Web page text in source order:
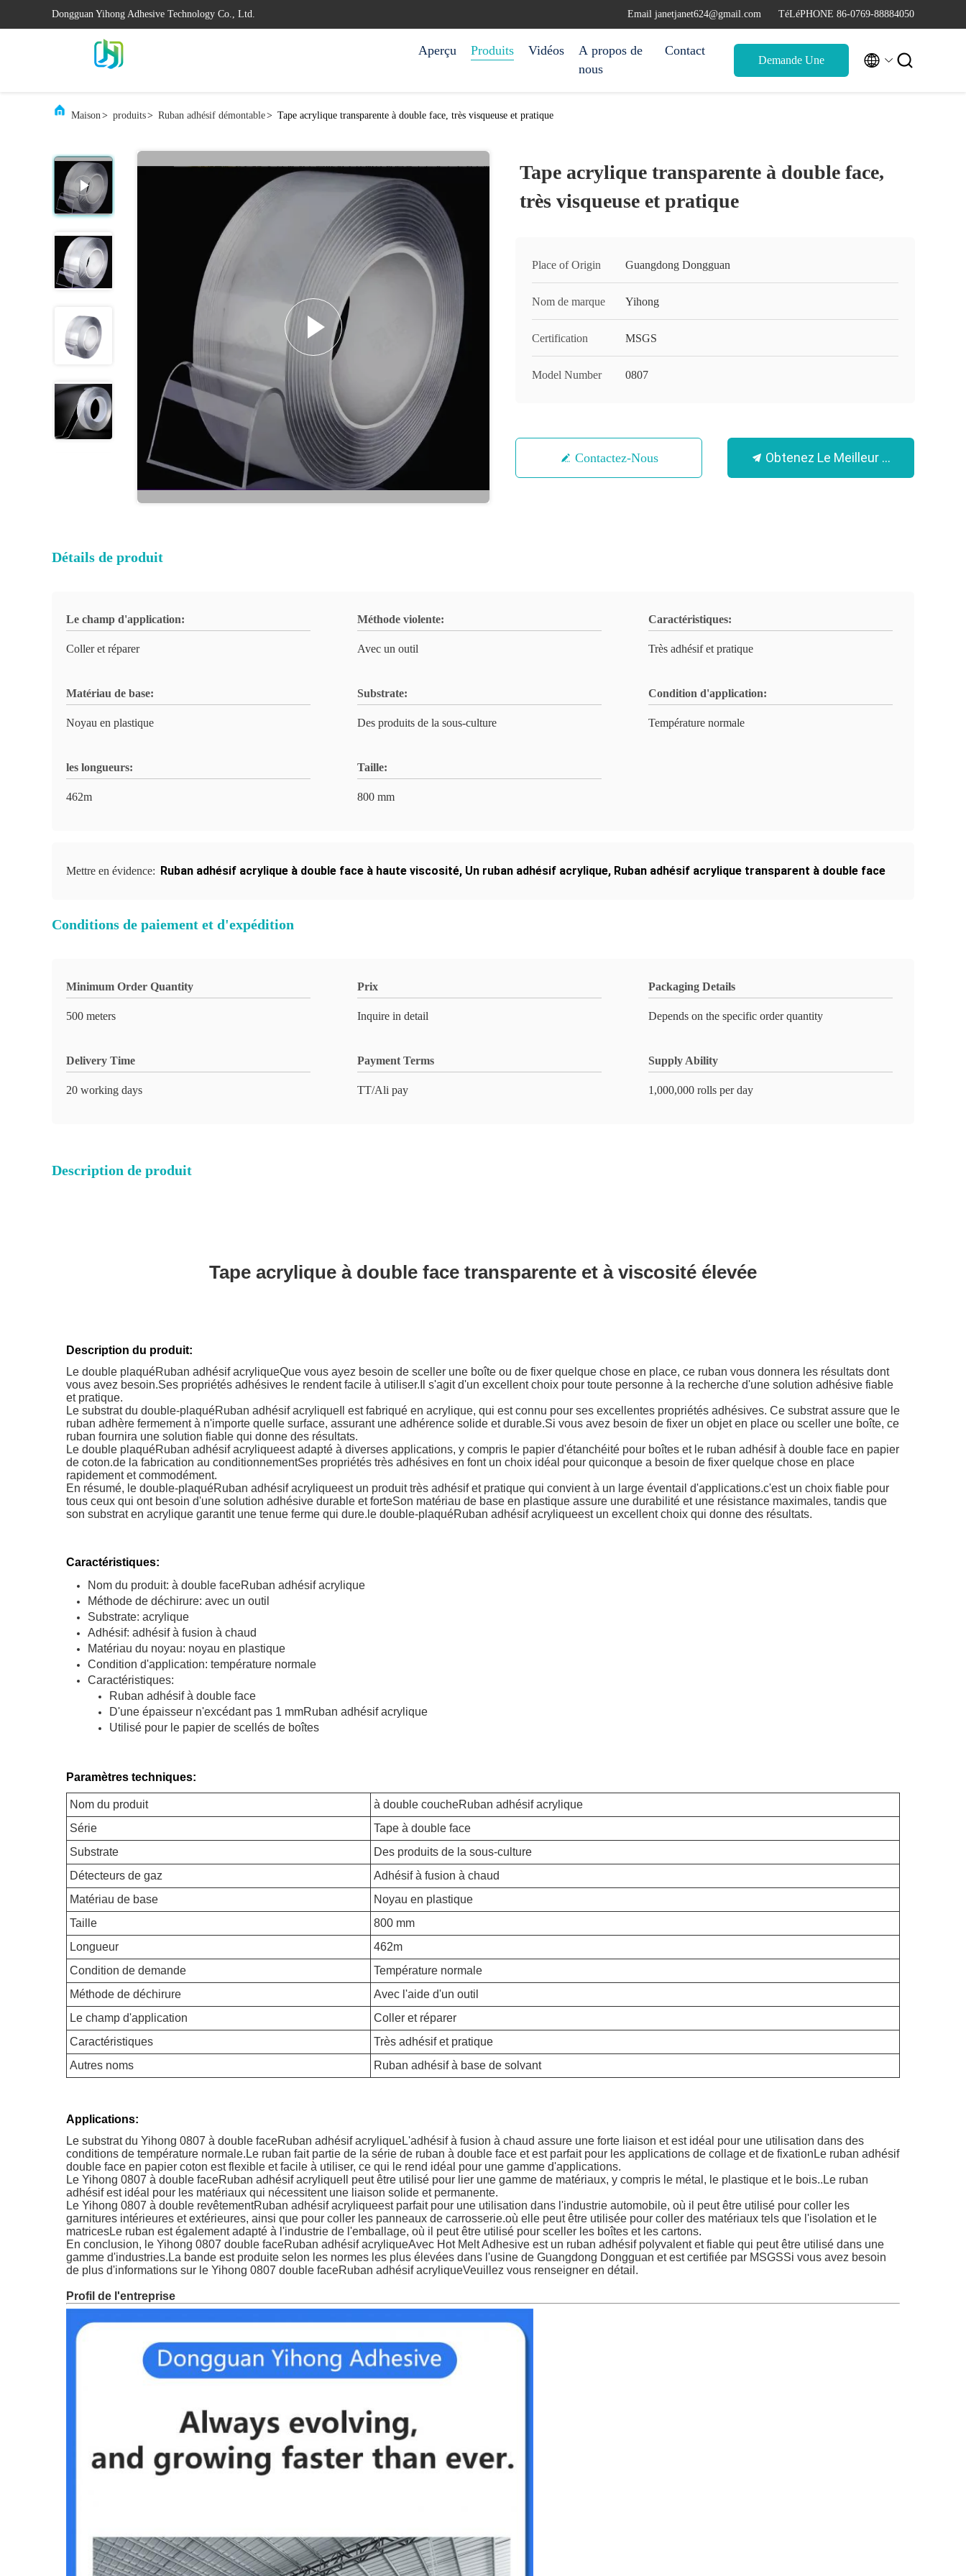
Dongguan Yihong Adhesive Technology Co., Ltd. Email janetjanet624@gmail.com TéLéPHONE 86-0769-88884050
Aperçu Produits Vidéos
A propos de
nous
Contact
Demande Une  
Maison> produits> Ruban adhésif démontable> Tape acrylique transparente à double face, très visqueuse et pratique
Tape acrylique transparente à double face,
très visqueuse et pratique
Place of Origin Guangdong Dongguan
Nom de marque Yihong
Certification MSGS
Model Number 0807
Contactez-Nous Obtenez Le Meilleur Prix
Détails de produit
Le champ d'application:
Coller et réparer
Méthode violente:
Avec un outil
Caractéristiques:
Très adhésif et pratique
Matériau de base:
Noyau en plastique
Substrate:
Des produits de la sous-culture
Condition d'application:
Température normale
les longueurs:
462m
Taille:
800 mm
Mettre en évidence: Ruban adhésif acrylique à double face à haute viscosité, Un ruban adhésif acrylique, Ruban adhésif acrylique transparent à double face
Conditions de paiement et d'expédition
Minimum Order Quantity
500 meters
Prix
Inquire in detail
Packaging Details
Depends on the specific order quantity
Delivery Time
20 working days
Payment Terms
TT/Ali pay
Supply Ability
1,000,000 rolls per day
Description de produit
Tape acrylique à double face transparente et à viscosité élevée
Description du produit:
Le double plaquéRuban adhésif acryliqueQue vous ayez besoin de sceller une boîte ou de fixer quelque chose en place, ce ruban vous donnera les résultats dont
vous avez besoin.Ses propriétés adhésives le rendent facile à utiliser.Il s'agit d'un excellent choix pour toute personne à la recherche d'une solution adhésive fiable
et pratique.
Le substrat du double-plaquéRuban adhésif acrylique Il est fabriqué en acrylique, qui est connu pour ses excellentes propriétés adhésives. Ce substrat assure que le
ruban adhère fermement à n'importe quelle surface, assurant une adhérence solide et durable.Si vous avez besoin de fixer un objet en place ou sceller une boîte, ce
ruban fournira une solution fiable qui donne des résultats.
Le double plaquéRuban adhésif acryliqueest adapté à diverses applications, y compris le papier d'étanchéité pour boîtes et le ruban adhésif à double face en papier
de coton.de la fabrication au conditionnementSes propriétés très adhésives en font un choix idéal pour quiconque a besoin de fixer quelque chose en place
rapidement et commodément.
En résumé, le double-plaquéRuban adhésif acryliqueest un produit très adhésif et pratique qui convient à un large éventail d'applications.c'est un choix fiable pour
tous ceux qui ont besoin d'une solution adhésive durable et forteSon matériau de base en plastique assure une durabilité et une résistance maximales, tandis que
son substrat en acrylique garantit une tenue ferme qui dure.le double-plaquéRuban adhésif acryliqueest un excellent choix qui donne des résultats.
Caractéristiques:
Nom du produit: à double faceRuban adhésif acrylique
Méthode de déchirure: avec un outil
Substrate: acrylique
Adhésif: adhésif à fusion à chaud
Matériau du noyau: noyau en plastique
Condition d'application: température normale
Caractéristiques:
Ruban adhésif à double face
D'une épaisseur n'excédant pas 1 mmRuban adhésif acrylique
Utilisé pour le papier de scellés de boîtes
Paramètres techniques:
Nom du produit à double coucheRuban adhésif acrylique
Série
Tape à double face
Substrate
Des produits de la sous-culture
Détecteurs de gaz
Adhésif à fusion à chaud
Matériau de base
Noyau en plastique
Taille
800 mm
Longueur
462m
Condition de demande
Température normale
Méthode de déchirure
Avec l'aide d'un outil
Le champ d'application
Coller et réparer
Caractéristiques
Très adhésif et pratique
Autres noms
Ruban adhésif à base de solvant
Applications:
Le substrat du Yihong 0807 à double faceRuban adhésif acryliqueL'adhésif à fusion à chaud assure une forte liaison et est idéal pour une utilisation dans des
conditions de température normale.Le ruban fait partie de la série de ruban à double face et est parfait pour les applications de collage et de fixationLe ruban adhésif
double face en papier coton est flexible et facile à utiliser, ce qui le rend idéal pour une gamme d'applications.
Le Yihong 0807 à double faceRuban adhésif acrylique Il peut être utilisé pour lier une gamme de matériaux, y compris le métal, le plastique et le bois..Le ruban
adhésif est idéal pour les matériaux qui nécessitent une liaison solide et permanente.
Le Yihong 0807 à double revêtementRuban adhésif acryliqueest parfait pour une utilisation dans l'industrie automobile, où il peut être utilisé pour coller les
garnitures intérieures et extérieures, ainsi que pour coller les panneaux de carrosserie.où elle peut être utilisée pour coller des matériaux tels que l'isolation et le
matricesLe ruban est également adapté à l'industrie de l'emballage, où il peut être utilisé pour sceller les boîtes et les cartons.
En conclusion, le Yihong 0807 double faceRuban adhésif acryliqueAvec Hot Melt Adhesive est un ruban adhésif polyvalent et fiable qui peut être utilisé dans une
gamme d'industries.La bande est produite selon les normes les plus élevées dans l'usine de Guangdong Dongguan et est certifiée par MSGSSi vous avez besoin
de plus d'informations sur le Yihong 0807 double faceRuban adhésif acryliqueVeuillez vous renseigner en détail.
Profil de l'entreprise